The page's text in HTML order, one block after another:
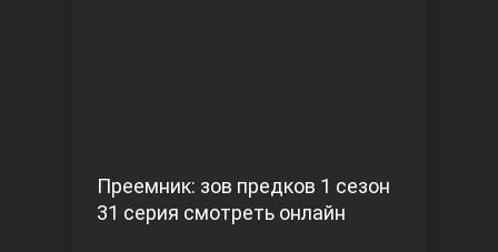
Преемник: зов предков 1 сезон
31 серия смотреть онлайн